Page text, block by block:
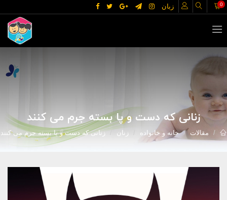
زبان 0
زنانی که دست و پا بسته جرم می کنند
مقالات خانه و خانواده زنان زنانی که دست و پا بسته جرم می کنند